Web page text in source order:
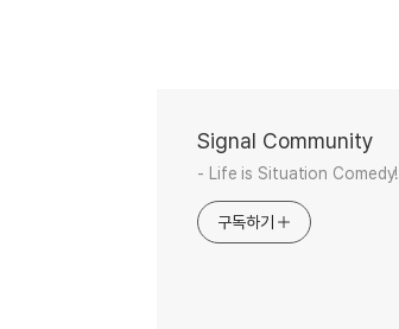
Signal Community
- Life is Situation Comedy!
구독하기